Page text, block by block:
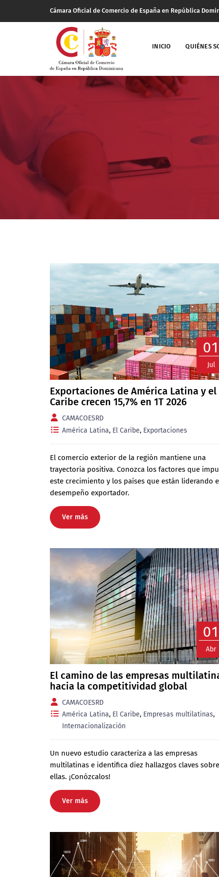
Cámara Oficial de Comercio de España en República
INICIO QUIÉNES
01
Jul
Exportaciones de América Latina y el
Caribe crecen 15,7% en 1T 2026
CAMACOESRD
América Latina, El Caribe, Exportaciones
El comercio exterior de la región mantiene una
trayectoria positiva. Conozca los factores que
este crecimiento y los países que están liderando
desempeño exportador.
Ver más
01
Abr
El camino de las empresas
hacia la competitividad global
CAMACOESRD
América Latina, El Caribe, Empresas multilatinas,
Internacionalización
Un nuevo estudio caracteriza a las empresas
multilatinas e identifica diez hallazgos claves sobre
ellas. ¡Conózcalos!
Ver más